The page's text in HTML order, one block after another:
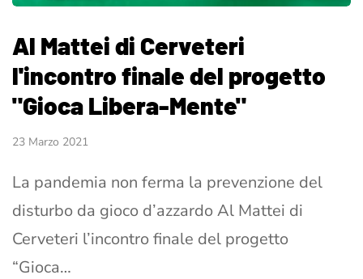
Al Mattei di Cerveteri
l'incontro finale del progetto
"Gioca Libera-Mente"
23 Marzo 2021
La pandemia non ferma la prevenzione del
disturbo da gioco d’azzardo Al Mattei di
Cerveteri l’incontro finale del progetto
“Gioca…